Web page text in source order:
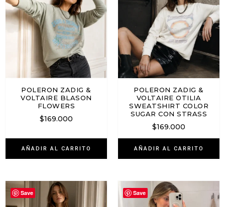
POLERON ZADIG &
VOLTAIRE BLASON
FLOWERS
$169.000
AÑADIR AL CARRITO
POLERON ZADIG &
VOLTAIRE OTILIA
SWEATSHIRT COLOR
SUGAR CON STRASS
$169.000
AÑADIR AL CARRITO
Save Save